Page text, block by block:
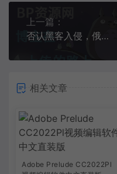
上一篇：
否认黑客入侵，俄最大IT公司内部源码被前员工泄露
相关文章
Adobe Prelude CC2022Pl